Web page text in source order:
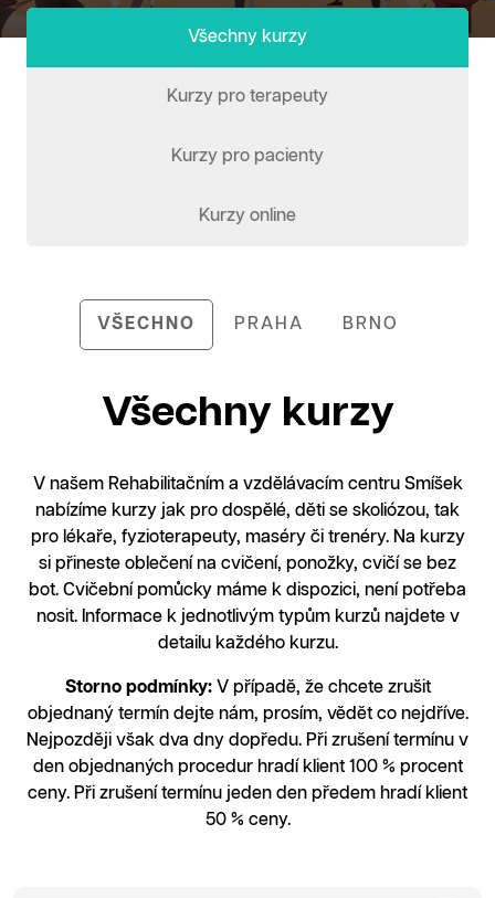
Všechny kurzy
Kurzy pro terapeuty
Kurzy pro pacienty
Kurzy online
VŠECHNO PRAHA BRNO
Všechny kurzy
V našem Rehabilitačním a vzdělávacím centru Smíšek
nabízíme kurzy jak pro dospělé, děti se skoliózou, tak
pro lékaře, fyzioterapeuty, maséry či trenéry. Na kurzy
si přineste oblečení na cvičení, ponožky, cvičí se bez
bot. Cvičební pomůcky máme k dispozici, není potřeba
nosit. Informace k jednotlivým typům kurzů najdete v
detailu každého kurzu.
Storno podmínky:V případě, že chcete zrušit
objednaný termín dejte nám, prosím, vědět co nejdříve.
Nejpozději však dva dny dopředu. Při zrušení termínu v
den objednaných procedur hradí klient 100 % procent
ceny. Při zrušení termínu jeden den předem hradí klient
50 % ceny.